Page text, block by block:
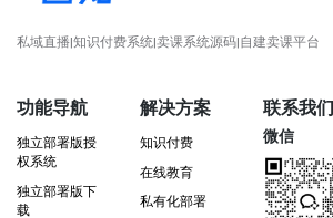
私域直播|知识付费系统|卖课系统源码|自建卖课平台
功能导航
独立部署版授
权系统
独立部署版下
载
解决方案
知识付费
在线教育
私有化部署
联系我们
微信